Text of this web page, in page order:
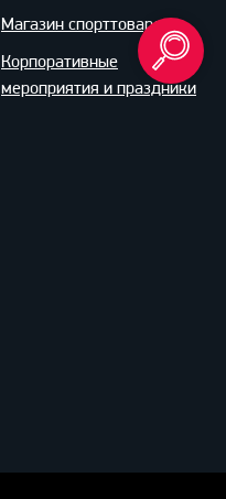
Магазин спорттоваров
Корпоративные
мероприятия и праздники